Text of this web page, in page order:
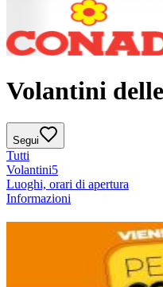
Volantini
Segui
Tutti
Volantini5
Luoghi, orari di apertura
Informazioni